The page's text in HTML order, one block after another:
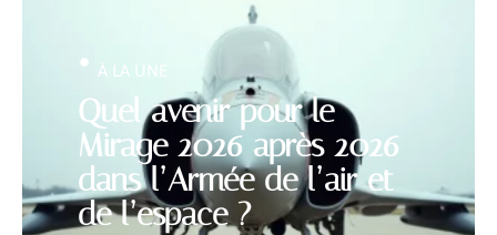
Quel avenir pour le
Mirage 2026 après 2026
dans l’Armée de l’air et
de l’espace ?
À LA UNE